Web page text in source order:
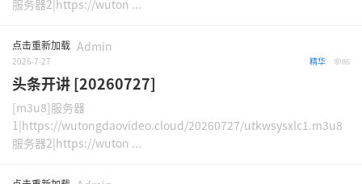
服务器2|https://wuton ...
点击重新加载 Admin
2026-7-27 86
精华
头条开讲 [20260727]
[m3u8]服务器
1|https://wutongdaovideo.cloud/20260727/utkwsysxlc1.m3u8
服务器2|https://wuton ...